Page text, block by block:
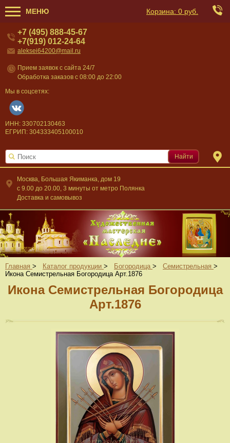
МЕНЮ Корзина: 0 руб.
Москва, Большая Якиманка, дом 19
c 9.00 до 20.00, 3 минуты от метро Полянка
Доставка и самовывоз
+7 (495) 888-45-67
+7(919) 012-24-64
aleksei64200@mail.ru
Прием заявок с сайта 24/7
Обработка заказов с 08:00 до 22:00
Мы в соцсетях:
ИНН: 330702130463
ЕГРИП: 304333405100010
Найти
Главная > Каталог продукции > Богородица > Семистрельная >
Икона Семистрельная Богородица Арт.1876
Икона Семистрельная Богородица
Арт.1876